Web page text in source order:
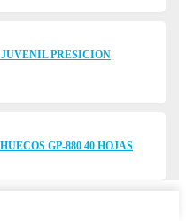
PRESICION
GP-880 40 HOJAS